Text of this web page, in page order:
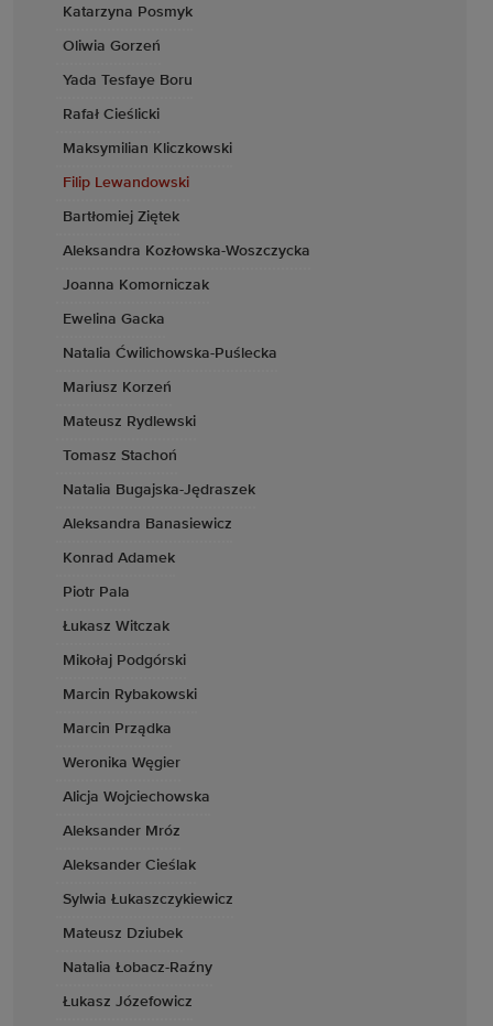
Katarzyna Posmyk
Oliwia Gorzeń
Yada Tesfaye Boru
Rafał Cieślicki
Maksymilian Kliczkowski
Filip Lewandowski
Bartłomiej Ziętek
Aleksandra Kozłowska-Woszczycka
Joanna Komorniczak
Ewelina Gacka
Natalia Ćwilichowska-Puślecka
Mariusz Korzeń
Mateusz Rydlewski
Tomasz Stachoń
Natalia Bugajska-Jędraszek
Aleksandra Banasiewicz
Konrad Adamek
Piotr Pala
Łukasz Witczak
Mikołaj Podgórski
Marcin Rybakowski
Marcin Prządka
Weronika Węgier
Alicja Wojciechowska
Aleksander Mróz
Aleksander Cieślak
Sylwia Łukaszczykiewicz
Mateusz Dziubek
Natalia Łobacz-Raźny
Łukasz Józefowicz